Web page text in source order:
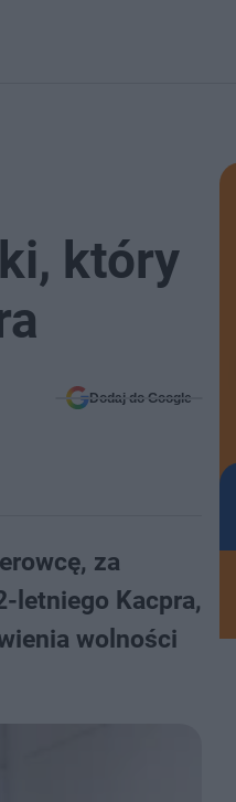
który
Dodaj do Google
za
letniego Kacpra,
wolności